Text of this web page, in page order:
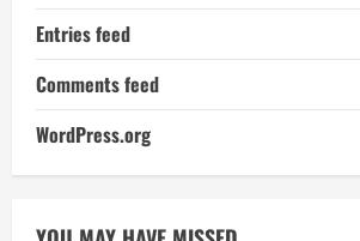
Entries feed
Comments feed
WordPress.org